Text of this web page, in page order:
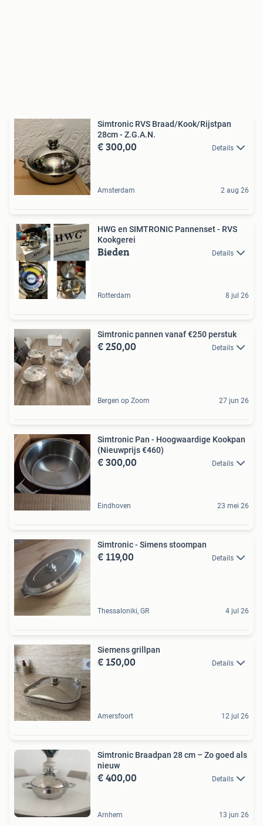
Simtronic RVS Braad/Kook/Rijstpan
28cm - Z.G.A.N.
€ 300,00 Details
Amsterdam 2 aug 26
HWG en SIMTRONIC Pannenset - RVS
Kookgerei
Bieden Details
Rotterdam 8 jul 26
Simtronic pannen vanaf €250 perstuk
€ 250,00 Details
Bergen op Zoom 27 jun 26
Simtronic Pan - Hoogwaardige Kookpan
(Nieuwprijs €460)
€ 300,00 Details
Eindhoven 23 mei 26
Simtronic - Simens stoompan
€ 119,00 Details
Thessaloniki, GR 4 jul 26
Siemens grillpan
€ 150,00 Details
Amersfoort 12 jul 26
Simtronic Braadpan 28 cm – Zo goed als
nieuw
€ 400,00 Details
Arnhem 13 jun 26